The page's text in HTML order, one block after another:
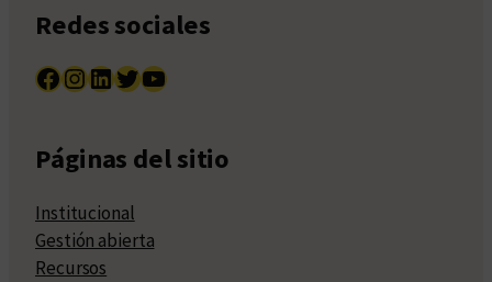
Redes sociales
Facebook InstagramLinkedIn Twitter YouTube
Páginas del sitio
Institucional
Gestión abierta
Recursos